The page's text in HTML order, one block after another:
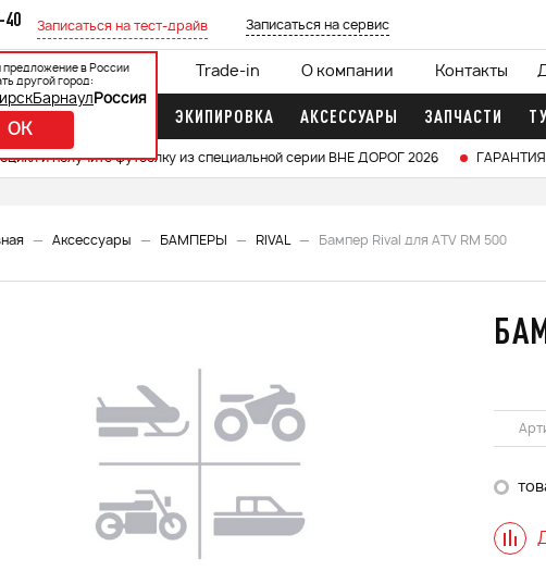
40
в России
другой город:
Барнаул Россия
OK
Записаться на тест-драйв Записаться на сервис
Кредит 0% Trade-in О компании Контакты
МОТОРЫ ЭКИПИРОВКА АКСЕССУАРЫ ЗАПЧАСТИ
и получите футболку из специальной серии ВНЕ ДОРОГ 2026
Аксессуары БАМПЕРЫ RIVAL Бампер Rival для ATV RM 500